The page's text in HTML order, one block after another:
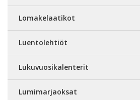
Lomakelaatikot
Luentolehtiöt
Lukuvuosikalenterit
Lumimarjaoksat